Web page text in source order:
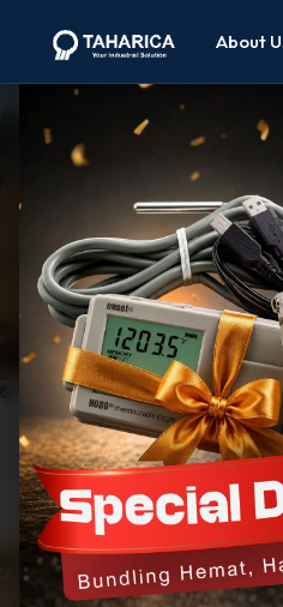
About
Artikel alat digital non-nuklir
LFG ,kadar air optimum,keamanan
density gauge, rekomendasi alat
kepadatan tanah lapangan